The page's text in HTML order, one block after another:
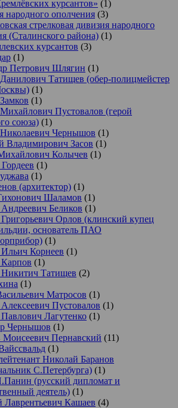
курсантов» (1)
народного ополчения (3)
стрелковая дивизия народного
(Сталинского района) (1)
курсантов (3)
(1)
Петрович Шлягин (1)
Татищев (обер-полицмейстер
(1)
(1)
Пустовалов (герой
союза) (1)
Чернышов (1)
Владимирович Засов (1)
Колычев (1)
(1)
(1)
(архитектор) (1)
Шаламов (1)
Беликов (1)
Орлов (клинский купец
основатель ПАО
(1)
Корнеев (1)
(1)
Татищев (2)
(1)
Матросов (1)
Пустовалов (1)
Лагутенко (1)
Чернышов (1)
Моисеевич Пернавский (11)
(1)
Николай Баранов
С.Петербурга) (1)
(русский дипломат и
деятель) (1)
Лаврентьевич Кашаев (4)